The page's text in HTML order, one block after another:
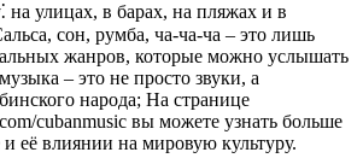
на улицах, в барах, на пляжах и в
сон, румба, ча-ча-ча – это лишь
жанров, которые можно услышать
– это не просто звуки, а
народа; На странице
cubanmusic вы можете узнать больше
её влиянии на мировую культуру.